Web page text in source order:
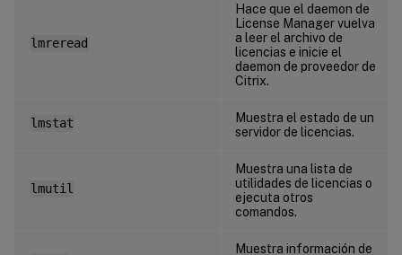
lmreread
Hace que el daemon de
License Manager vuelva
a leer el archivo de
licencias e inicie el
daemon de proveedor de
Citrix.
lmstat
Muestra el estado de un
servidor de licencias.
lmutil
Muestra una lista de
utilidades de licencias o
ejecuta otros
comandos.
Muestra información de